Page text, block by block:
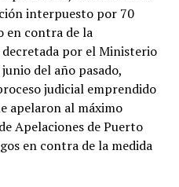
interpuesto por 70
en contra de la
por el Ministerio
del año pasado,
judicial emprendido
apelaron al máximo
Apelaciones de Puerto
en contra de la medida